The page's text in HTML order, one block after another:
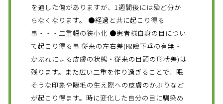
を通した傷がありますが、1週間後には殆ど分か
らなくなります。 ●経過と共に起こり得る
事・・・二重幅の狭小化 ●患者様自身の目につい
て起こり得る事 従来の左右差(眼瞼下垂の有無・
かぶれによる皮膚の状態・従来の目頭の形状差)は
残ります。また広い二重を作り過ぎることで、眠
そうな印象や睫毛の生え際への皮膚のかぶりなど
が起こり得ます。時に変化した自分の目に馴染め